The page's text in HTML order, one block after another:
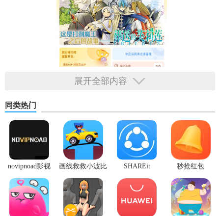
【栗子漫画免费版功能】
1. 丰富资源库：汇集国内外数万部漫画作品，持续更新。
展开全部内容
同类热门
novipnoad影视
平台手机版
画线救救小波比
最新版
SHAREit
秒抢红包
app2.7.3